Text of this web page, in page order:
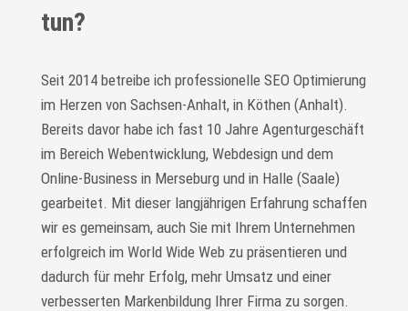
tun?
Seit 2014 betreibe ich professionelle SEO Optimierung
im Herzen von Sachsen-Anhalt, in Köthen (Anhalt).
Bereits davor habe ich fast 10 Jahre Agenturgeschäft
im Bereich Webentwicklung, Webdesign und dem
Online-Business in Merseburg und in Halle (Saale)
gearbeitet. Mit dieser langjährigen Erfahrung schaffen
wir es gemeinsam, auch Sie mit Ihrem Unternehmen
erfolgreich im World Wide Web zu präsentieren und
dadurch für mehr Erfolg, mehr Umsatz und einer
verbesserten Markenbildung Ihrer Firma zu sorgen.